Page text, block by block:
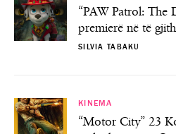
“PAW Patrol: The
premierë në të
SILVIA TABAKU
KINEMA
“Motor City” 23